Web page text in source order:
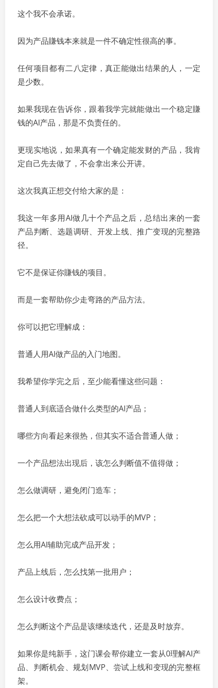
这个我不会承诺。
因为产品賺钱本来就是一件不确定性很高的事。
任何项目都有二八定律，真正能做出结果的人，一定
是少数。
如果我现在告诉你，跟着我学完就能做出一个稳定賺
钱的AI产品，那是不负责任的。
更现实地说，如果真有一个确定能发财的产品，我肯
定自己先去做了，不会拿出来公开讲。
这次我真正想交付给大家的是：
我这一年多用AI做几十个产品之后，总结出来的一套
产品判断、选题调研、开发上线、推广变现的完整路
径。
它不是保证你賺钱的项目。
而是一套帮助你少走弯路的产品方法。
你可以把它理解成：
普通人用AI做产品的入门地图。
我希望你学完之后，至少能看懂这些问题：
普通人到底适合做什么类型的AI产品；
哪些方向看起来很热，但其实不适合普通人做；
一个产品想法出现后，该怎么判断值不值得做；
怎么做调研，避免闭门造车；
怎么把一个大想法砍成可以动手的MVP；
怎么用AI辅助完成产品开发；
产品上线后，怎么找第一批用户；
怎么设计收费点；
怎么判断这个产品是该继续迭代，还是及时放弃。
如果你是纯新手，这门课会帮你建立一套从0理解AI产
品、判断机会、规划MVP、尝试上线和变现的完整框
架。